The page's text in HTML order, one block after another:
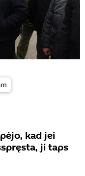
kad jei
ji taps